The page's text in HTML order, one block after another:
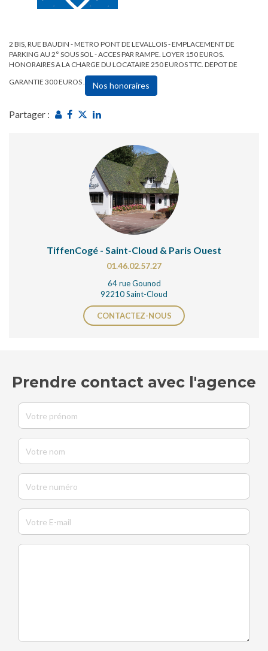
2 BIS, RUE BAUDIN - METRO PONT DE LEVALLOIS - EMPLACEMENT DE
PARKING AU 2° SOUS SOL - ACCES PAR RAMPE. LOYER 150 EUROS.
HONORAIRES A LA CHARGE DU LOCATAIRE 250 EUROS TTC. DEPOT DE
GARANTIE 300 EUROS .
Nos honoraires
Partager :
TiffenCogé - Saint-Cloud & Paris Ouest
01.46.02.57.27
64 rue Gounod
92210 Saint-Cloud
CONTACTEZ-NOUS
Prendre contact avec l'agence